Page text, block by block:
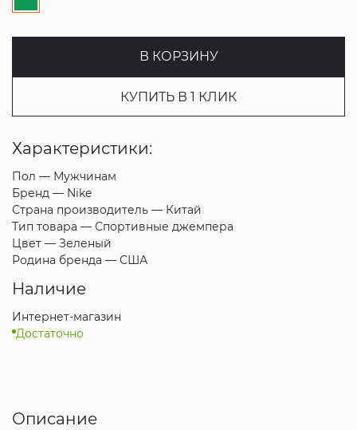
В КОРЗИНУ
КУПИТЬ В 1 КЛИК
Характеристики:
Пол — Мужчинам
Бренд — Nike
Страна производитель — Китай
Тип товара — Спортивные джемпера
Цвет — Зеленый
Родина бренда — США
Наличие
Интернет-магазин
Достаточно
Описание